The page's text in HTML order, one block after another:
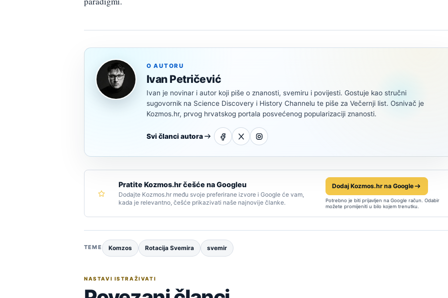
O AUTORU
Ivan Petričević
Ivan je novinar i autor koji piše o znanosti, svemiru i povijesti. Gostuje kao stručni
sugovornik na Science Discovery i History Channelu te piše za Večernji list. Osnivač je
Kozmos.hr, prvog hrvatskog portala posvećenog popularizaciji znanosti.
Svi članci autora
Pratite Kozmos.hr češće na Googleu
Dodajte Kozmos.hr među svoje preferirane izvore i Google će vam,
kada je relevantno, češće prikazivati naše najnovije članke.
Dodaj Kozmos.hr na Google
Potrebno je biti prijavljen na Google račun. Odabir
možete promijeniti u bilo kojem trenutku.
TEME Komzos Rotacija Svemira svemir
NASTAVI ISTRAŽIVATI